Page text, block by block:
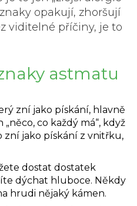
opakují, zhoršují
viditelné příčiny, je to
astmatu
zní jako pískání, hlavně
co každý má“, když
zní jako pískání z vnitřku,
dostat dostatek
dýchat hluboce. Někdy
hrudi nějaký kámen.